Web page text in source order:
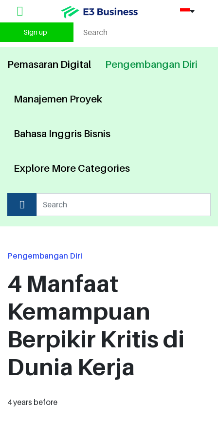
Sign up
Pemasaran Digital Pengembangan Diri
Manajemen Proyek
Bahasa Inggris Bisnis
Explore More Categories
Pengembangan Diri
4 Manfaat
Kemampuan
Berpikir Kritis di
Dunia Kerja
4 years before